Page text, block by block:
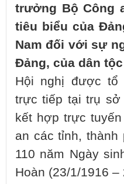
trưởng Bộ Công
tiêu biểu của
Nam đối với sự
Đảng, của dân
Hội nghị được tổ
trực tiếp tại trụ sở
kết hợp trực
an các tỉnh, thành
110 năm Ngày
Hoàn (23/1/1916 –